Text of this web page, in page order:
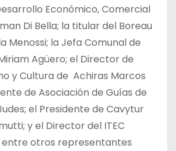
Económico, Comercial
Di Bella; la titular del Boreau
Menossi; la Jefa Comunal de
Agüero; el Director de
y Cultura de Achiras Marcos
de Asociación de Guías de
el Presidente de Cavytur
y el Director del ITEC
entre otros representantes